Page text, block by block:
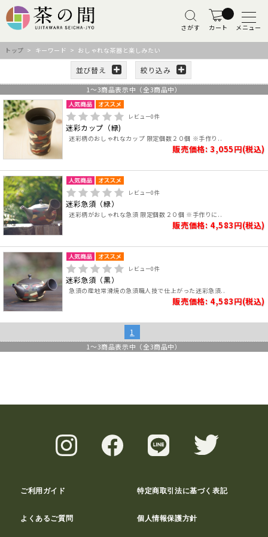
さがす カート メニュー
トップ > キーワード > おしゃれな茶器と楽しみたい
並び替え 絞り込み
1 ～3商品表示中（全3商品中）
レビュー0件
迷彩カップ（緑)
迷彩柄のおしゃれなカップ 限定個数２０個 ※手作り..
販売価格: 3,055円(税込)
レビュー0件
迷彩急須（緑）
迷彩柄がおしゃれな急須 限定個数２０個 ※手作りに..
販売価格: 4,583円(税込)
レビュー0件
迷彩急須（黒）
急須の産地常滑焼の急須職人技で仕上がった迷彩急須..
販売価格: 4,583円(税込)
1
1 ～3商品表示中（全3商品中）
ご利用ガイド 特定商取引法に基づく表記
よくあるご質問 個人情報保護方針